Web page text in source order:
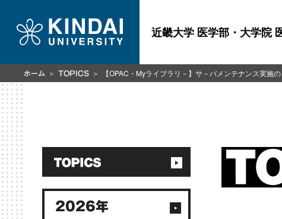
近畿大学 医学部・大学院
ホーム TOPICS 【OPAC・Myライブラリ－】サ－バメンテナンス実施の
2026年